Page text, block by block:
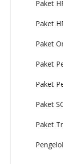
Paket
Paket
Paket
Paket
Paket
Paket
Paket